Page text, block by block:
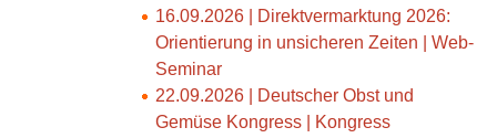
16.09.2026 | Direktvermarktung 2026:
Orientierung in unsicheren Zeiten | Web-
Seminar
22.09.2026 | Deutscher Obst und
Gemüse Kongress | Kongress